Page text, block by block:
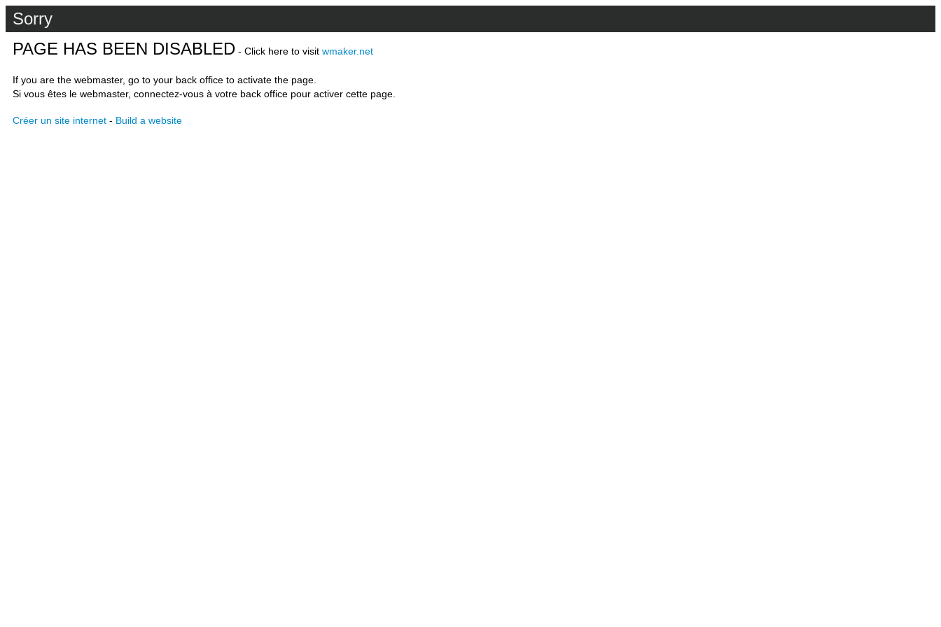
Sorry
PAGE HAS BEEN DISABLED - Click here to visit wmaker.net
If you are the webmaster, go to your back office to activate the page.
Si vous êtes le webmaster, connectez-vous à votre back office pour activer cette page.
Créer un site internet - Build a website